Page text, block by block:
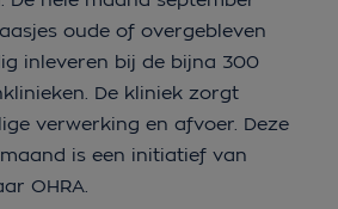
oude of overgebleven
inleveren bij de bijna 300
De kliniek zorgt
verwerking en afvoer. Deze
is een initiatief van
OHRA.